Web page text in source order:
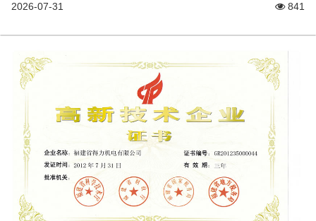
2026-07-31 841